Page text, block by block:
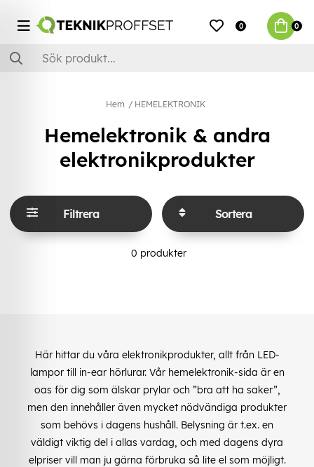
0 0
Hem HEMELEKTRONIK
Hemelektronik & andra
elektronikprodukter
Filtrera Sortera
0 produkter
Här hittar du våra elektronikprodukter, allt från LED-
lampor till in-ear hörlurar. Vår hemelektronik-sida är en
oas för dig som älskar prylar och ”bra att ha saker”,
men den innehåller även mycket nödvändiga produkter
som behövs i dagens hushåll. Belysning är t.ex. en
väldigt viktig del i allas vardag, och med dagens dyra
elpriser vill man ju gärna förbruka så lite el som möjligt.